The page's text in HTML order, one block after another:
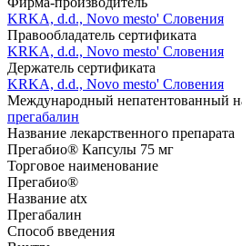
KRKA, d.d., Novo mesto' Словения
Правообладатель сертификата
KRKA, d.d., Novo mesto' Словения
Держатель сертификата
KRKA, d.d., Novo mesto' Словения
Международный непатентованный
прегабалин
Название лекарственного препарата
Прегабио® Капсулы 75 мг
Торговое наименование
Прегабио®
Название atx
Прегабалин
Способ введения